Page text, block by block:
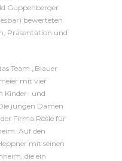
Guppenberger
bewerteten
Präsentation und
Team „Blauer
mit vier
Kinder- und
jungen Damen
Firma Rösle für
Auf den
mit seinen
die ein